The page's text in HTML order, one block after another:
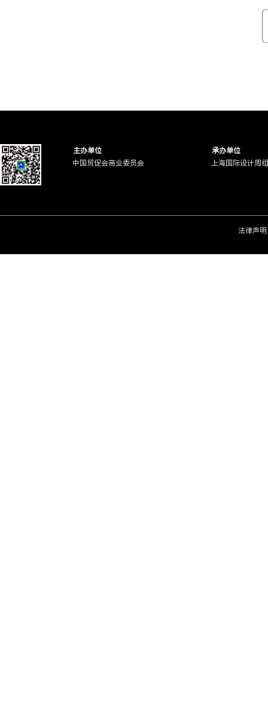
主办单位
承办单位
中国贸促会商业委员会
上海国际设计周
法律声